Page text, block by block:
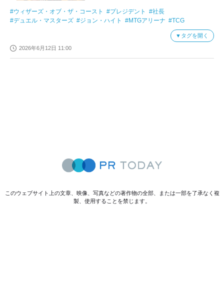
ウィザーズ・オブ・ザ・コースト プレジデント
社長
デュエル・マスターズ
ジョン・ハイト MTGアリーナ
TCG
タグを開く
2026年6月12日 11:00
このウェブサイト上の文章、映像、写真などの著作物の全部、または一部を了承なく複
製、使用することを禁じます。